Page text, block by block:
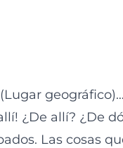
¿De allí? ¿De
Las cosas